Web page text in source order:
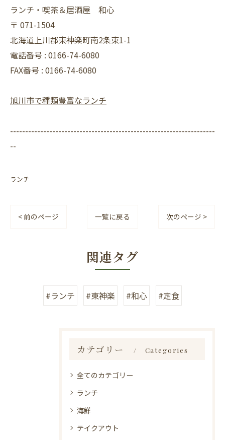
ランチ・喫茶＆居酒屋 和心
〒 071-1504
北海道上川郡東神楽町南2条東1-1
電話番号 : 0166-74-6080
FAX番号 : 0166-74-6080
旭川市で種類豊富なランチ
--------------------------------------------------------------------
--
ランチ
< 前のページ 一覧に戻る 次のページ >
関連タグ
#ランチ #東神楽 #和心 #定食
カテゴリー Categories
全てのカテゴリー
ランチ
海鮮
テイクアウト